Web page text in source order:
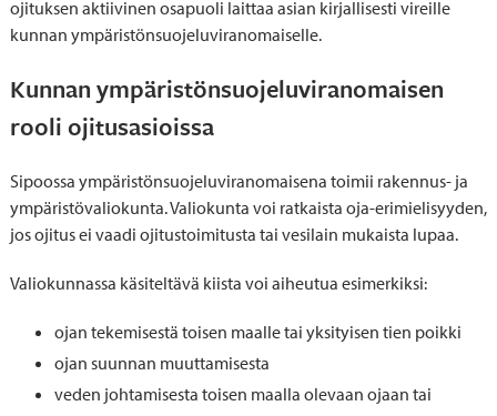
ojituksen aktiivinen osapuoli laittaa asian kirjallisesti vireille
kunnan ympäristönsuojeluviranomaiselle.
Kunnan ympäristönsuojeluviranomaisen
rooli ojitusasioissa
Sipoossa ympäristönsuojeluviranomaisena toimii rakennus- ja
ympäristövaliokunta. Valiokunta voi ratkaista oja-erimielisyyden,
jos ojitus ei vaadi ojitustoimitusta tai vesilain mukaista lupaa.
Valiokunnassa käsiteltävä kiista voi aiheutua esimerkiksi:
ojan tekemisestä toisen maalle tai yksityisen tien poikki
ojan suunnan muuttamisesta
veden johtamisesta toisen maalla olevaan ojaan tai